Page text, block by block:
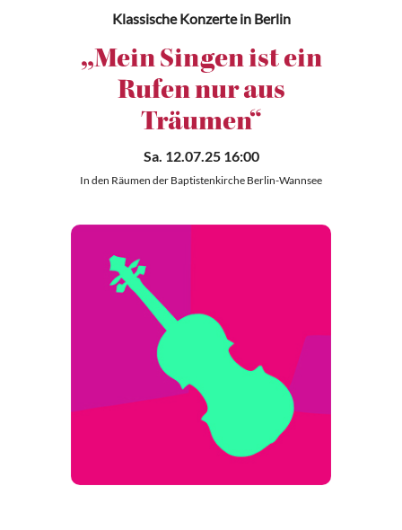
Klassische Konzertein Berlin
„Mein Singen ist ein
Rufen nur aus
Träumen“
Sa. 12.07.25 16:00
In den Räumen der Baptistenkirche Berlin-Wannsee